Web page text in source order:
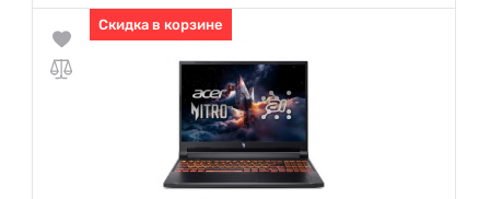
Гарантия:12 месяцев
Скидка в корзине